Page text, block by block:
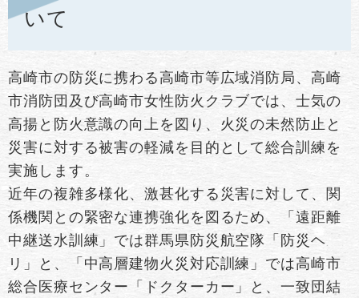
いて
高崎市の防災に携わる高崎市等広域消防局、高崎
市消防団及び高崎市女性防火クラブでは、士気の
高揚と防火意識の向上を図り、火災の未然防止と
災害に対する被害の軽減を目的として総合訓練を
実施します。
近年の複雑多様化、激甚化する災害に対して、関
係機関との緊密な連携強化を図るため、「遠距離
中継送水訓練」では群馬県防災航空隊「防災ヘ
リ」と、「中高層建物火災対応訓練」では高崎市
総合医療センター「ドクターカー」と、一致団結